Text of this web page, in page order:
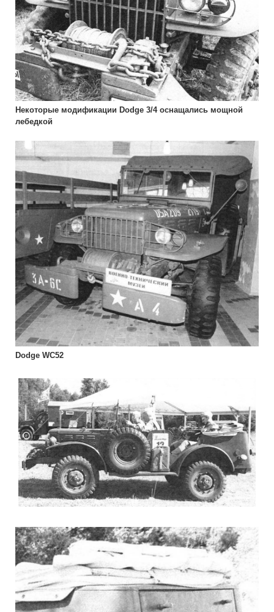
Некоторые модификации Dodge 3/4 оснащались мощной
лебедкой
Dodge WC52